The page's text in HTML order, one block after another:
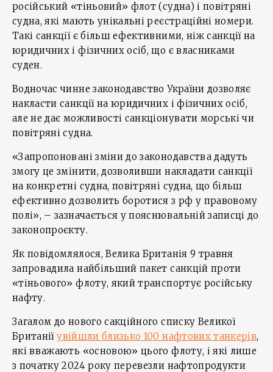
російський «тіньовий» флот (судна) і повітряні
судна, які мають унікальні реєстраційні номери.
Такі санкції є більш ефективними, ніж санкції на
юридичних і фізичних осіб, що є власниками
суден.
Водночас чинне законодавство України дозволяє
накласти санкції на юридичних і фізичних осіб,
але не дає можливості санкціонувати морські чи
повітряні судна.
«Запропоновані зміни до законодавства дадуть
змогу це змінити, дозволивши накладати санкції
на конкретні судна, повітряні судна, що більш
ефективно дозволить боротися з рф у правовому
полі», – зазначається у пояснювальній записці до
законопроєкту.
Як повідомлялося, Велика Британія 9 травня
запровадила найбільший пакет санкцій проти
«тіньового» флоту, який транспортує російську
нафту.
Загалом до нового сакційного списку Великої
Британіїувійшли близько 100 нафтових танкерів,
які вважають «основою» цього флоту, і які лише
з початку 2024 року перевезли нафтопродукти